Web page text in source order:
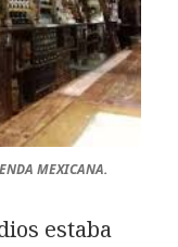
MEXICANA.
estaba